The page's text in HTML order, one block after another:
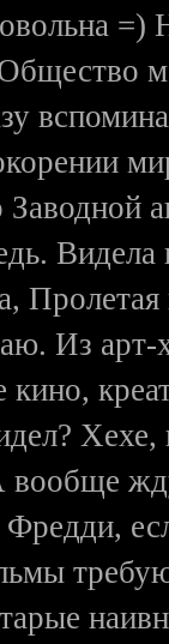
=)
Из
кино,
Хехе,